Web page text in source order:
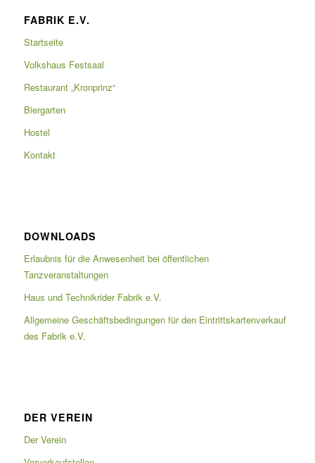
FABRIK E.V.
Startseite
Volkshaus Festsaal
Restaurant „Kronprinz“
Biergarten
Hostel
Kontakt
DOWNLOADS
Erlaubnis für die Anwesenheit bei öffentlichen
Tanzveranstaltungen
Haus und Technikrider Fabrik e.V.
Allgemeine Geschäftsbedingungen für den Eintrittskartenverkauf
des Fabrik e.V.
DER VEREIN
Der Verein